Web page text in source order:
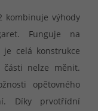
kombinuje výhody
Funguje na
celá konstrukce
části nelze měnit.
opětovného
Díky prvotřídní